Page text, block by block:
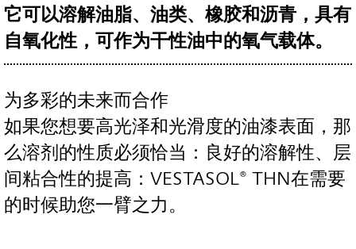
它可以溶解油脂、油类、橡胶和沥青，具有
自氧化性，可作为干性油中的氧气载体。
为多彩的未来而合作
如果您想要高光泽和光滑度的油漆表面，那
么溶剂的性质必须恰当：良好的溶解性、层
间粘合性的提高：VESTASOL® THN在需要
的时候助您一臂之力。